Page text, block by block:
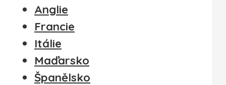
Anglie
Francie
Itálie
Maďarsko
Španělsko